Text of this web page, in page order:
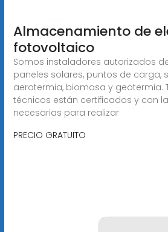
Almacenamiento de
fotovoltaico
Somos instaladores autorizados
paneles solares, puntos de carga,
aerotermia, biomasa y geotermia.
técnicos están certificados y con
necesarias para realizar
PRECIO GRATUITO